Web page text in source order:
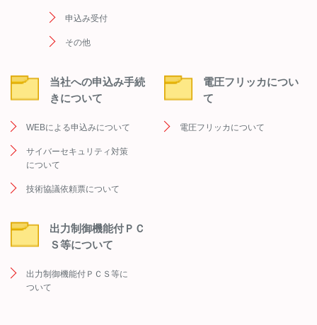
申込み受付
その他
当社への申込み手続
きについて
WEBによる申込みについて
サイバーセキュリティ対策
について
技術協議依頼票について
電圧フリッカについ
て
電圧フリッカについて
出力制御機能付ＰＣ
Ｓ等について
出力制御機能付ＰＣＳ等に
ついて